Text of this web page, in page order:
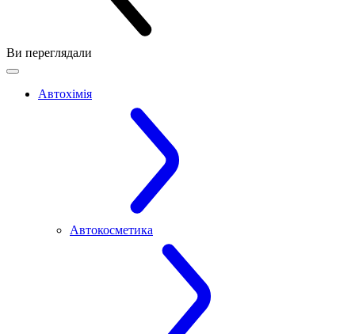
Ви переглядали
Автохімія
Автокосметика